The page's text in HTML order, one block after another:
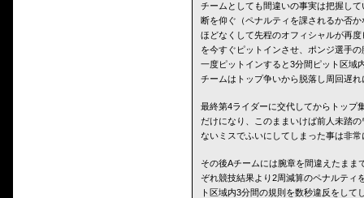
チームとしても間違いの事実は把握し
断を仰ぐ（ペナルティを課されるか否
ほどなくして先程のオフィシャルが再
を今すぐピットインさせ、ポンジ選手
一度ピットインすると3分間ピット区域
チームはトップ争いから脱落し周回遅
最終第4ライダーに交代してからトップ
だけになり、このままいけば前人未踏
ないミスでふいにしてしまった事は非
その後Aチームには腕章を間違えたまま
ぞれ競技結果より2周減算のペナルティ
ト区域内3分間の規則を数秒違反をし